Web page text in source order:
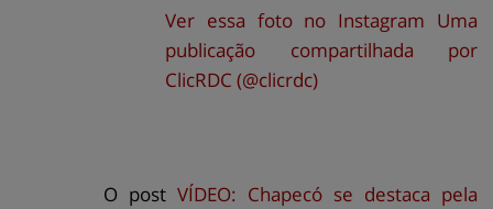
Ver essa foto no Instagram Uma
publicação compartilhada por
ClicRDC (@clicrdc)
O post VÍDEO: Chapecó se destaca pela